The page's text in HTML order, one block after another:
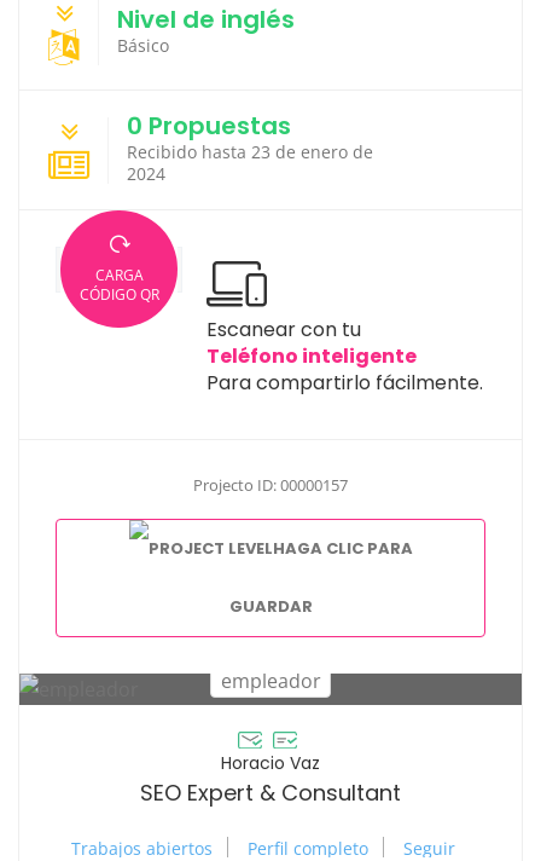
Nivel de inglés
Básico
0 Propuestas
Recibido hasta 23 de enero de
2024
CARGA
CÓDIGO QR
Escanear con tu
Teléfono inteligente
Para compartirlo fácilmente.
Projecto ID: 00000157
HAGA CLIC PARA
GUARDAR
Horacio Vaz
SEO Expert & Consultant
Trabajos abiertos Perfil completo Seguir